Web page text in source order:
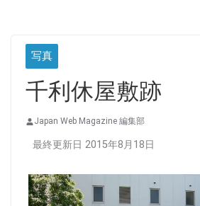
写真
千利休屋敷跡
Japan Web Magazine 編集部
最終更新日 2015年8月18日